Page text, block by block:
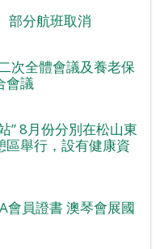
部分航班取消
次全體會議及養老保
會議
” 8月份分別在松山東
區舉行，設有健康資
會員證書 澳琴會展國